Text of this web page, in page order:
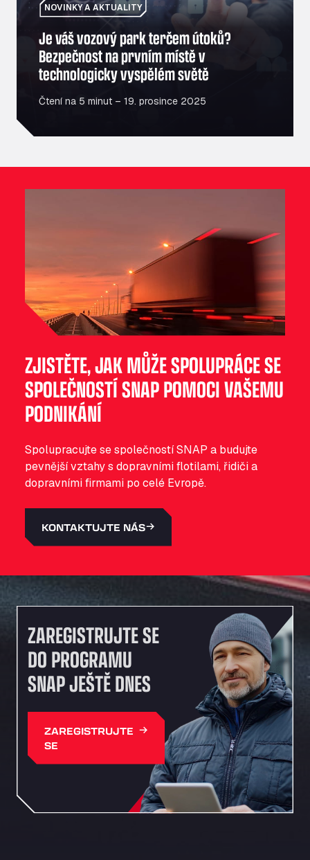
NOVINKY A AKTUALITY
Je váš vozový park terčem útoků?
Bezpečnost na prvním místě v
technologicky vyspělém světě
Čtení na 5 minut – 19. prosince 2025
ZJISTĚTE, JAK MŮŽE SPOLUPRÁCE SE
SPOLEČNOSTÍ SNAP POMOCI VAŠEMU
PODNIKÁNÍ
Spolupracujte se společností SNAP a budujte
pevnější vztahy s dopravními flotilami, řidiči a
dopravními firmami po celé Evropě.
KONTAKTUJTE NÁS
ZAREGISTRUJTE SE
DO PROGRAMU
SNAP JEŠTĚ DNES
ZAREGISTRUJTE
SE